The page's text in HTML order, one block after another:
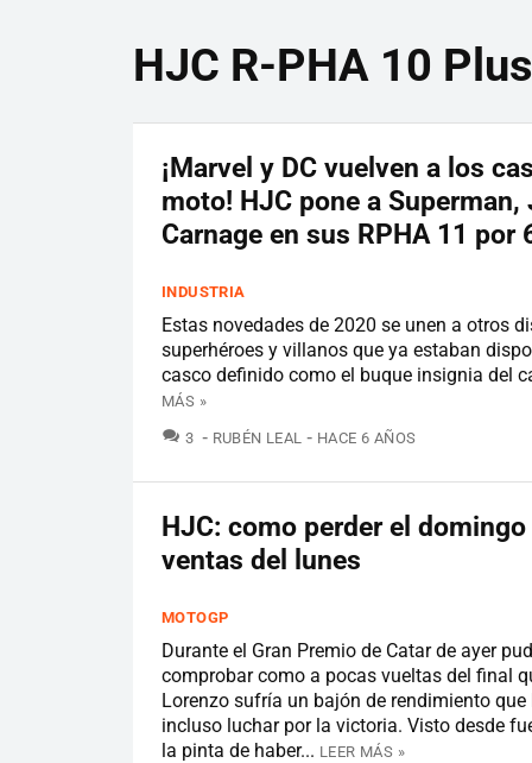
HJC R-PHA 10 Plus
¡Marvel y DC vuelven a los
moto! HJC pone a Superman,
Carnage en sus RPHA 11 por
INDUSTRIA
Estas novedades de 2020 se unen a otros
superhéroes y villanos que ya estaban
casco definido como el buque insignia del
MÁS »
3 COMENTARIOS
RUBÉN LEAL HACE 6 AÑOS
HJC: como perder el domingo
ventas del lunes
MOTOGP
Durante el Gran Premio de Catar de ayer
comprobar como a pocas vueltas del final
Lorenzo sufría un bajón de rendimiento
incluso luchar por la victoria. Visto desde
la pinta de haber... LEER MÁS »